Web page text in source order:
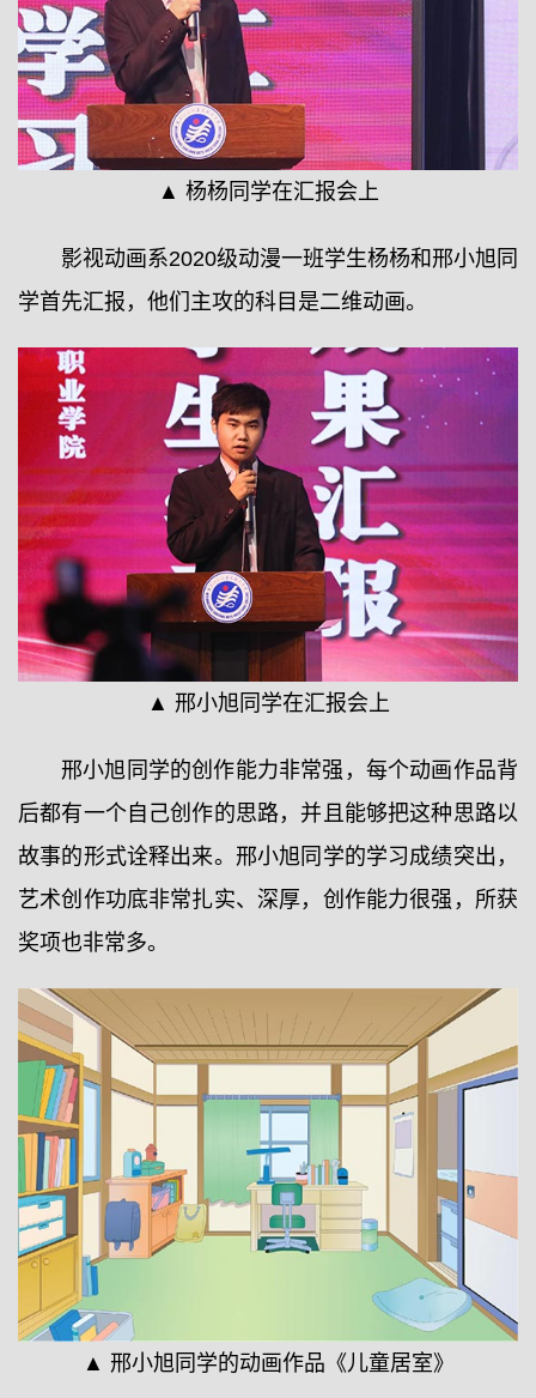
▲ 杨杨同学在汇报会上
影视动画系2020级动漫一班学生杨杨和邢小旭同
学首先汇报，他们主攻的科目是二维动画。
▲ 邢小旭同学在汇报会上
邢小旭同学的创作能力非常强，每个动画作品背
后都有一个自己创作的思路，并且能够把这种思路以
故事的形式诠释出来。邢小旭同学的学习成绩突出，
艺术创作功底非常扎实、深厚，创作能力很强，所获
奖项也非常多。
▲ 邢小旭同学的动画作品《儿童居室》